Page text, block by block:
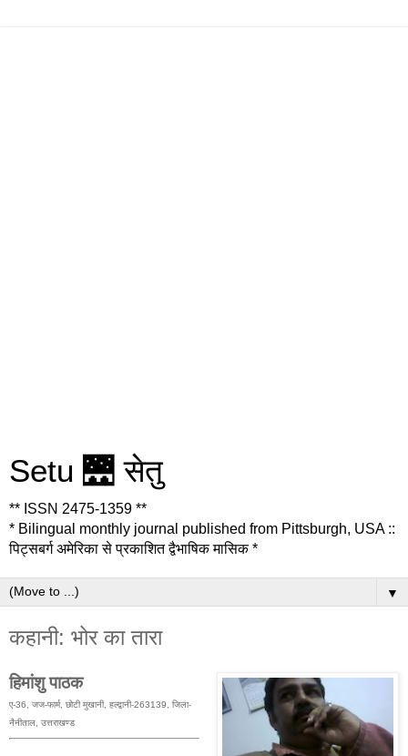
Setu 🌉 सेतु
** ISSN 2475-1359 **
* Bilingual monthly journal published from Pittsburgh, USA ::
पिट्सबर्ग अमेरिका से प्रकाशित द्वैभाषिक मासिक *
▼
कहानी: भोर का तारा
हिमांशु पाठक
ए-36, जज-फार्म, छोटी मुखानी, हल्द्वानी-263139, जिला-
नैनीताल, उत्तराखण्ड